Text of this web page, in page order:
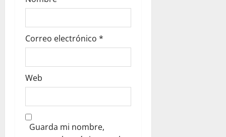
Correo electrónico *
Web
Guarda mi nombre,